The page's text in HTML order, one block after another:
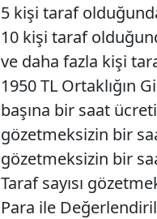
5 kişi taraf
10 kişi taraf
ve daha fazla kişi
1950 TL Ortaklığın
başına bir saat
gözetmeksizin bir
gözetmeksizin bir
Taraf sayısı
Para ile